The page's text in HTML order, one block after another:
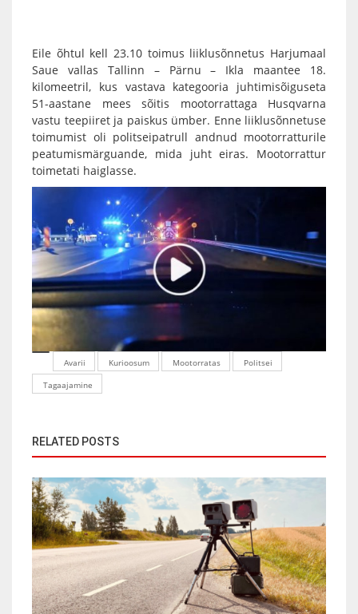
Eile õhtul kell 23.10 toimus liiklusõnnetus Harjumaal
Saue vallas Tallinn – Pärnu – Ikla maantee 18.
kilomeetril, kus vastava kategooria juhtimisõiguseta
51-aastane mees sõitis mootorrattaga Husqvarna
vastu teepiiret ja paiskus ümber. Enne liiklusõnnetuse
toimumist oli politseipatrull andnud mootorratturile
peatumismärguande, mida juht eiras. Mootorrattur
toimetati haiglasse.
Avarii Kurioosum Mootorratas
Politsei
Tagaajamine
RELATED POSTS